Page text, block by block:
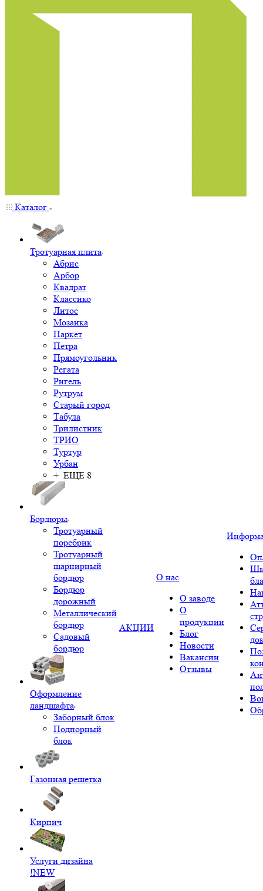
Каталог
Тротуарная плита
Абрис
Арбор
Квадрат
Классико
Литос
Мозаика
Паркет
Петра
Прямоугольник
Регата
Ригель
Рутрум
Старый город
Табула
Трилистник
ТРИО
Туртур
Урбан
+ ЕЩЕ 8
Бордюры
Тротуарный
поребрик
Тротуарный
шарнирный
бордюр
Бордюр
дорожный
Металлический
бордюр
Садовый
бордюр
Оформление
ландшафта
Заборный блок
Подпорный
блок
Газонная решетка
Кирпич
Услуги дизайна
!NEW
АКЦИИ
О нас
О заводе
О
продукции
Блог
Новости
Вакансии
Отзывы